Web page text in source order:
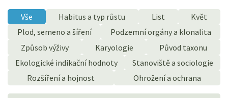
Vše Habitus a typ růstu List
Květ
Plod, semeno a šíření
Podzemní orgány a klonalita
Způsob výživy
Karyologie
Původ taxonu
Ekologické indikační hodnoty
Stanoviště a sociologie
Rozšíření a hojnost
Ohrožení a ochrana